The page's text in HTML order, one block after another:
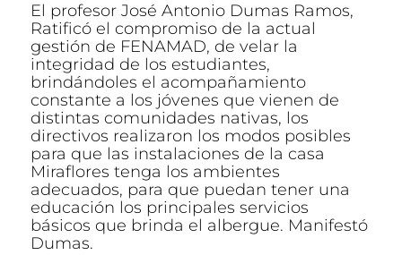
El profesor José Antonio Dumas Ramos,
Ratificó el compromiso de la actual
gestión de FENAMAD, de velar la
integridad de los estudiantes,
brindándoles el acompañamiento
constante a los jóvenes que vienen de
distintas comunidades nativas, los
directivos realizaron los modos posibles
para que las instalaciones de la casa
Miraflores tenga los ambientes
adecuados, para que puedan tener una
educación los principales servicios
básicos que brinda el albergue. Manifestó
Dumas.